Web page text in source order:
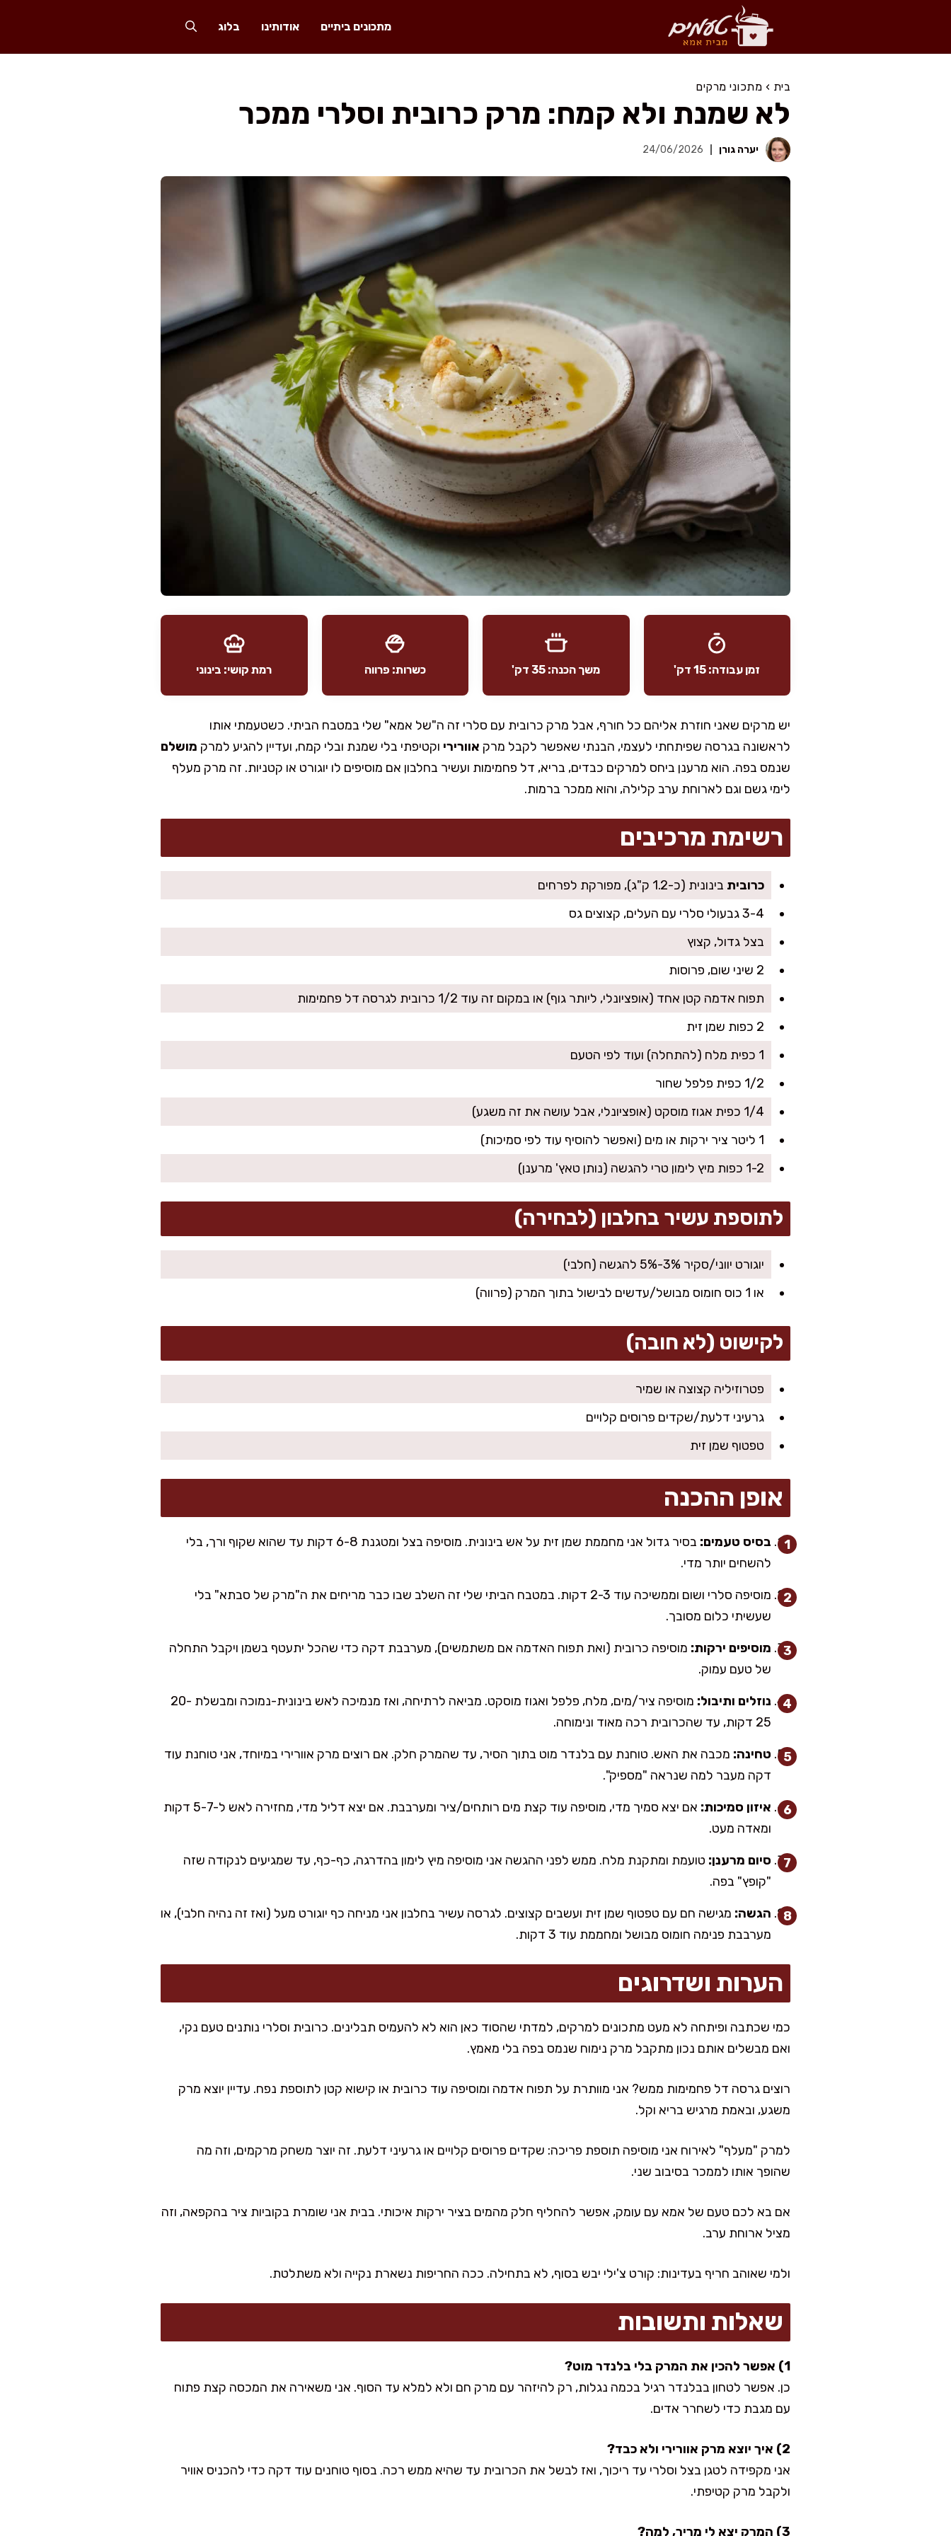
מתכונים ביתיים אודותינו בלוג
בית › מתכוני מרקים
לא שמנת ולא קמח: מרק כרובית וסלרי ממכר
יערה גורן 24/06/2026
זמן עבודה: 15 דק' משך הכנה: 35 דק' כשרות: פרווה רמת קושי: בינוני
יש מרקים שאני חוזרת אליהם כל חורף, אבל מרק כרובית עם סלרי זה ה"של אמא" שלי במטבח הביתי. כשטעמתי אותו
לראשונה בגרסה שפיתחתי לעצמי, הבנתי שאפשר לקבל מרק אוורירי וקטיפתי בלי שמנת ובלי קמח, ועדיין להגיע למרק מושלם
שנמס בפה. הוא מרענן ביחס למרקים כבדים, בריא, דל פחמימות ועשיר בחלבון אם מוסיפים לו יוגורט או קטניות. זה מרק מעלף
לימי גשם וגם לארוחת ערב קלילה, והוא ממכר ברמות.
רשימת מרכיבים
כרובית בינונית (כ-1.2 ק"ג), מפורקת לפרחים
3-4 גבעולי סלרי עם העלים, קצוצים גס
בצל גדול, קצוץ
2 שיני שום, פרוסות
תפוח אדמה קטן אחד (אופציונלי, ליותר גוף) או במקום זה עוד 1/2 כרובית לגרסה דל פחמימות
2 כפות שמן זית
1 כפית מלח (להתחלה) ועוד לפי הטעם
1/2 כפית פלפל שחור
1/4 כפית אגוז מוסקט (אופציונלי, אבל עושה את זה משגע)
1 ליטר ציר ירקות או מים (ואפשר להוסיף עוד לפי סמיכות)
1-2 כפות מיץ לימון טרי להגשה (נותן טאץ' מרענן)
לתוספת עשיר בחלבון (לבחירה)
יוגורט יווני/סקיר 3%-5% להגשה (חלבי)
או 1 כוס חומוס מבושל/עדשים לבישול בתוך המרק (פרווה)
לקישוט (לא חובה)
פטרוזיליה קצוצה או שמיר
גרעיני דלעת/שקדים פרוסים קלויים
טפטוף שמן זית
אופן ההכנה
בסיס טעמים:
בסיר גדול אני מחממת שמן זית על אש בינונית. מוסיפה בצל ומטגנת 6-8 דקות עד שהוא שקוף ורך, בלי
להשחים יותר מדי.
מוסיפה סלרי ושום וממשיכה עוד 2-3 דקות. במטבח הביתי שלי זה השלב שבו כבר מריחים את ה"מרק של סבתא" בלי
שעשיתי כלום מסובך.
מוסיפים ירקות: מוסיפה כרובית (ואת תפוח האדמה אם משתמשים), מערבבת דקה כדי שהכל יתעטף בשמן ויקבל התחלה
של טעם עמוק.
נוזלים ותיבול:
מוסיפה ציר/מים, מלח, פלפל ואגוז מוסקט. מביאה לרתיחה, ואז מנמיכה לאש בינונית-נמוכה ומבשלת 20-
25 דקות, עד שהכרובית רכה מאוד ונימוחה.
טחינה: מכבה את האש. טוחנת עם בלנדר מוט בתוך הסיר, עד שהמרק חלק. אם רוצים מרק אוורירי במיוחד, אני טוחנת עוד
דקה מעבר למה שנראה "מספיק".
איזון סמיכות:
אם יצא סמיך מדי, מוסיפה עוד קצת מים רותחים/ציר ומערבבת. אם יצא דליל מדי, מחזירה לאש ל-5-7 דקות
ומאדה מעט.
סיום מרענן: טועמת ומתקנת מלח. ממש לפני ההגשה אני מוסיפה מיץ לימון בהדרגה, כף-כף, עד שמגיעים לנקודה שזה
"קופץ" בפה.
הגשה: מגישה חם עם טפטוף שמן זית ועשבים קצוצים. לגרסה עשיר בחלבון אני מניחה כף יוגורט מעל (ואז זה נהיה חלבי), או
מערבבת פנימה חומוס מבושל ומחממת עוד 3 דקות.
הערות ושדרוגים
כמי שכתבה ופיתחה לא מעט מתכונים למרקים, למדתי שהסוד כאן הוא לא להעמיס תבלינים. כרובית וסלרי נותנים טעם נקי,
ואם מבשלים אותם נכון מתקבל מרק נימוח שנמס בפה בלי מאמץ.
רוצים גרסה דל פחמימות ממש? אני מוותרת על תפוח אדמה ומוסיפה עוד כרובית או קישוא קטן לתוספת נפח. עדיין יוצא מרק
משגע, ובאמת מרגיש בריא וקל.
למרק "מעלף" לאירוח אני מוסיפה תוספת פריכה: שקדים פרוסים קלויים או גרעיני דלעת. זה יוצר משחק מרקמים, וזה מה
שהופך אותו לממכר בסיבוב שני.
אם בא לכם טעם של אמא עם עומק, אפשר להחליף חלק מהמים בציר ירקות איכותי. בבית אני שומרת בקוביות ציר בהקפאה, וזה
מציל ארוחת ערב.
ולמי שאוהב חריף בעדינות: קורט צ'ילי יבש בסוף, לא בתחילה. ככה החריפות נשארת נקייה ולא משתלטת.
שאלות ותשובות
1) אפשר להכין את המרק בלי בלנדר מוט?
כן. אפשר לטחון בבלנדר רגיל בכמה נגלות, רק להיזהר עם מרק חם ולא למלא עד הסוף. אני משאירה את המכסה קצת פתוח
עם מגבת כדי לשחרר אדים.
2) איך יוצא מרק אוורירי ולא כבד?
אני מקפידה לטגן בצל וסלרי עד ריכוך, ואז לבשל את הכרובית עד שהיא ממש רכה. בסוף טוחנים עוד דקה כדי להכניס אוויר
ולקבל מרק קטיפתי.
3) המרק יצא לי מריר, למה?